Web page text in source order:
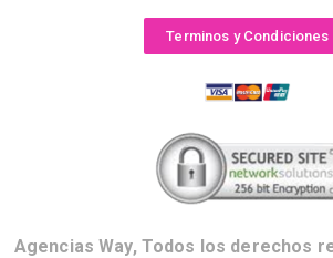
Terminos y Condiciones
Agencias Way, Todos los derechos